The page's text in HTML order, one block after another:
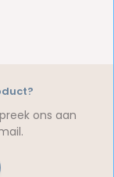
ons aan